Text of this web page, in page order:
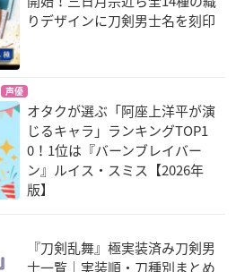
りデザインに刀剣男士名を刻印
声優
オタクが選ぶ「阿座上洋平が演
じるキャラ」ランキングTOP1
0！1位は『バーンブレイバー
ン』ルイス・スミス【2026年
版】
『刀剣乱舞』極実装済み刀剣男
士一覧｜実装順・刀種別まとめ